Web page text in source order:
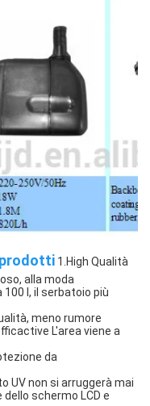
1.High Qualità
alla moda
meno rumore
UV non si arruggerà mai